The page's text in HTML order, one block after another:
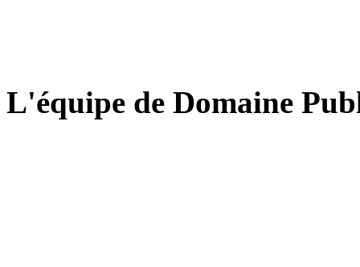
L'équipe de Domaine